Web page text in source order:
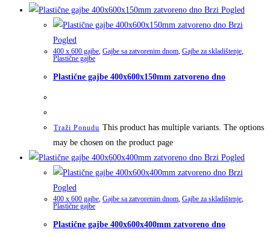
Brzi Pogled
Brzi
Pogled
400 x 600 gajbe, Gajbe sa zatvorenim dnom, Gajbe za skladištenje,
Plastične gajbe
Plastične gajbe 400x600x150mm zatvoreno dno
Traži Ponudu This product has multiple variants. The options
may be chosen on the product page
Brzi Pogled
Brzi
Pogled
400 x 600 gajbe, Gajbe sa zatvorenim dnom, Gajbe za skladištenje,
Plastične gajbe
Plastične gajbe 400x600x400mm zatvoreno dno